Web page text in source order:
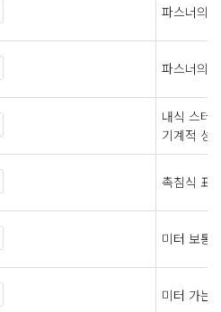
파스너의
파스너의
내식 스테
기계적 성
촉침식 표
미터 보통
미터 가는